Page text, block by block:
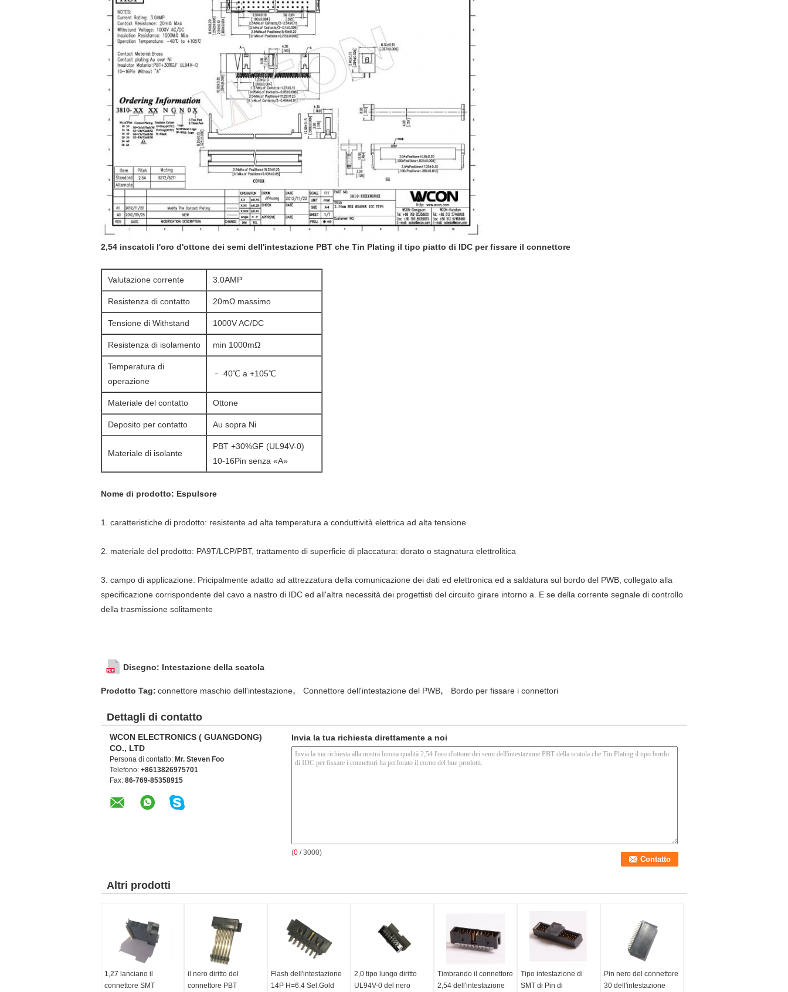
2,54 inscatoli l'oro d'ottone dei semi dell'intestazione PBT che Tin Plating il tipo piatto di IDC per fissare il connettore
Valutazione corrente 3.0AMP
Resistenza di contatto 20mΩ massimo
Tensione di Withstand 1000V AC/DC
Resistenza di isolamento min 1000mΩ
Temperatura di
operazione
﹣ 40℃ a +105℃
Materiale del contatto Ottone
Deposito per contatto Au sopra Ni
Materiale di isolante
PBT +30%GF (UL94V-0)
10-16Pin senza «A»
Nome di prodotto: Espulsore
1. caratteristiche di prodotto: resistente ad alta temperatura a conduttività elettrica ad alta tensione
2. materiale del prodotto: PA9T/LCP/PBT, trattamento di superficie di placcatura: dorato o stagnatura elettrolitica
3. campo di applicazione: Pricipalmente adatto ad attrezzatura della comunicazione dei dati ed elettronica ed a saldatura sul bordo del PWB, collegato alla
specificazione corrispondente del cavo a nastro di IDC ed all'altra necessità dei progettisti del circuito girare intorno a. E se della corrente segnale di controllo
della trasmissione solitamente
Disegno: Intestazione della scatola
Prodotto Tag: connettore maschio dell'intestazione, Connettore dell'intestazione del PWB, Bordo per fissare i connettori
Dettagli di contatto
WCON ELECTRONICS ( GUANGDONG)
CO., LTD
Persona di contatto: Mr. Steven Foo
Telefono: +8613826975701
Fax: 86-769-85358915
Invia la tua richiesta direttamente a noi
(0 / 3000)
Altri prodotti
1,27 lanciano il
connettore SMT
il nero diritto del
connettore PBT
Flash dell'intestazione
14P H=6.4 Sel.Gold
2,0 tipo lungo diritto
UL94V-0 del nero
Timbrando il connettore
2,54 dell'intestazione
Tipo intestazione di
SMT di Pin di
Pin nero del connettore
30 dell'intestazione